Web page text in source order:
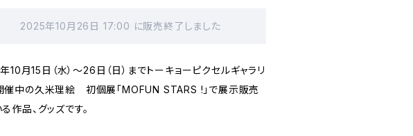
2025年10月26日 17:00 に販売終了しました
10月15日（水）～26日（日）までトーキョーピクセルギャラリ
催中の久米理絵 初個展「MOFUN STARS !」で展示販売
作品、グッズです。